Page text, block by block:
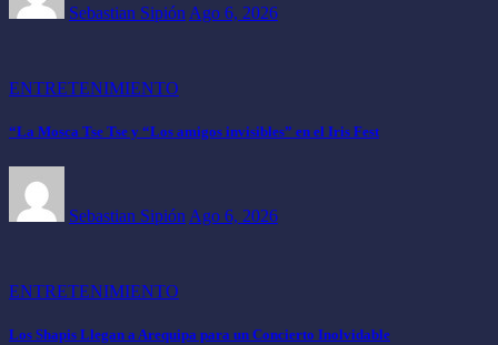
Sebastian Sipión Ago 6, 2026
ENTRETENIMIENTO
“La Mosca Tse Tse y “Los amigos invisibles” en el Iris Fest
Sebastian Sipión Ago 6, 2026
ENTRETENIMIENTO
Los Shapis Llegan a Arequipa para un Concierto Inolvidable